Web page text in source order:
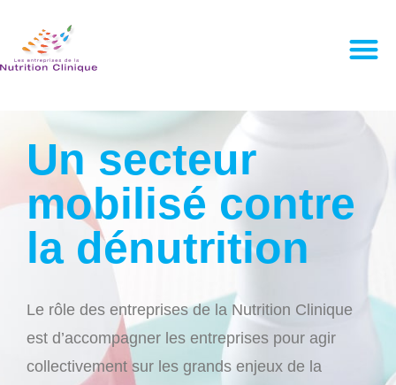
Un secteur
mobilisé contre
la dénutrition
Le rôle des entreprises de la Nutrition Clinique
est d’accompagner les entreprises pour agir
collectivement sur les grands enjeux de la